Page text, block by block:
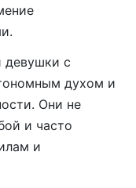
с
духом и
Они не
и часто
и